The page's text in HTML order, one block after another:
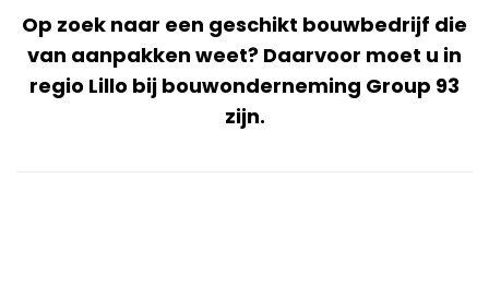
Op zoek naar een geschikt bouwbedrijf die
van aanpakken weet? Daarvoor moet u in
regio Lillo bij bouwonderneming Group 93
zijn.